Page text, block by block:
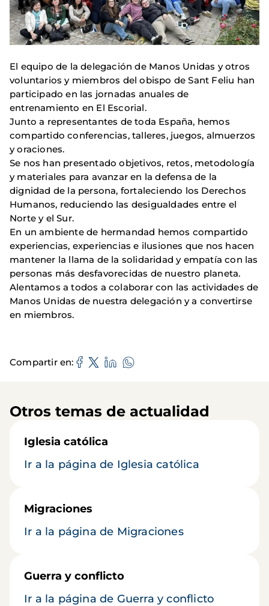
El equipo de la delegación de Manos Unidas y otros
voluntarios y miembros del obispo de Sant Feliu han
participado en las jornadas anuales de
entrenamiento en El Escorial.
Junto a representantes de toda España, hemos
compartido conferencias, talleres, juegos, almuerzos
y oraciones.
Se nos han presentado objetivos, retos, metodología
y materiales para avanzar en la defensa de la
dignidad de la persona, fortaleciendo los Derechos
Humanos, reduciendo las desigualdades entre el
Norte y el Sur.
En un ambiente de hermandad hemos compartido
experiencias, experiencias e ilusiones que nos hacen
mantener la llama de la solidaridad y empatía con las
personas más desfavorecidas de nuestro planeta.
Alentamos a todos a colaborar con las actividades de
Manos Unidas de nuestra delegación y a convertirse
en miembros.
Compartir en
Otros temas de actualidad
Iglesia católica
Ir a la página de Iglesia católica
Migraciones
Ir a la página de Migraciones
Guerra y conflicto
Ir a la página de Guerra y conflicto